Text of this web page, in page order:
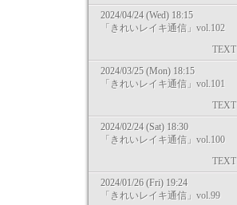
2024/04/24 (Wed) 18:15
「きれいレイキ通信」vol.102
TEXT
2024/03/25 (Mon) 18:15
「きれいレイキ通信」vol.101
TEXT
2024/02/24 (Sat) 18:30
「きれいレイキ通信」vol.100
TEXT
2024/01/26 (Fri) 19:24
「きれいレイキ通信」vol.99